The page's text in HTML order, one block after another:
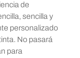
de
sencilla y
personalizado
No pasará
para